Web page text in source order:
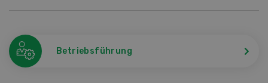
Betriebsführung